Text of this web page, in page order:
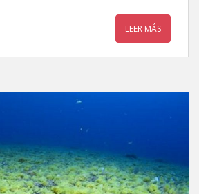
LEER MÁS